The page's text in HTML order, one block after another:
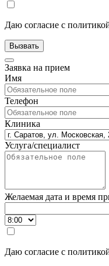
Даю согласие с
Заявка на прием
Имя
Телефон
Клиника
Услуга/специалист
Желаемая дата и время
Даю согласие с